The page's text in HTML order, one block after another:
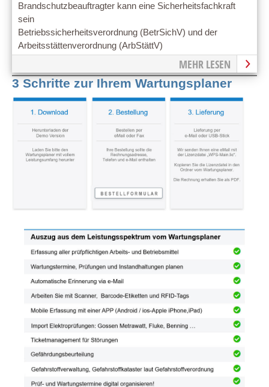
Brandschutzbeauftragter kann eine Sicherheitsfachkraft
sein
Betriebssicherheitsverordnung (BetrSichV) und der
Arbeitsstättenverordnung (ArbStättV)
MEHR LESEN
3 Schritte zur Ihrem Wartungsplaner